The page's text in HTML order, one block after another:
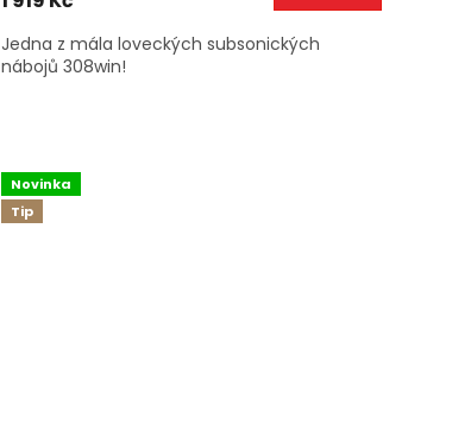
Jedna z mála loveckých subsonických
nábojů 308win!
Novinka
Tip